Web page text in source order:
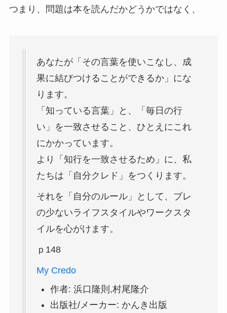
つまり、問題は本を読んだかどうかではなく、
あなたが「その言葉を使いこなし、成
果に結びつけることができるか」にな
ります。
「知っている言葉」と、「毎日の行
い」を一致させること、ひとえにこれ
にかかっています。
より「知行を一致させるため」に、私
たちは「自分クレド」をつくります。
それを「自分のルール」として、ブレ
の少ないライフスタイルやワークスタ
イルを心がけます。
ｐ148
My Credo
作者: 浜口隆則,村尾隆介
出版社/メーカー: かんき出版